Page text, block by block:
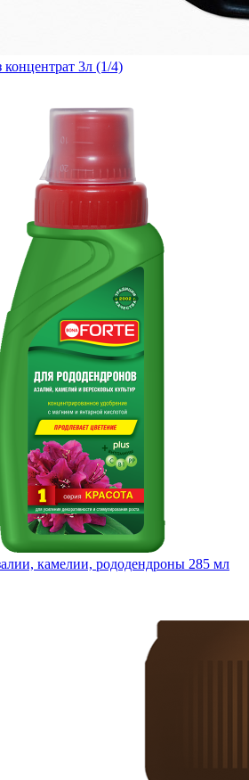
3л (1/4)
камелии, рододендроны 285 мл